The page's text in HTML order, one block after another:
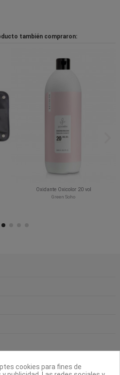
también compraron:
Oxidante Oxicolor 20 vol
Green Soho
cookies para fines de